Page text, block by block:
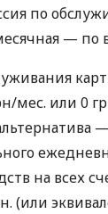
по
— по
мес. или 0
на всех
(или